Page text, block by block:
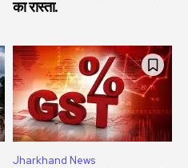
का रास्ता.
Jharkhand News